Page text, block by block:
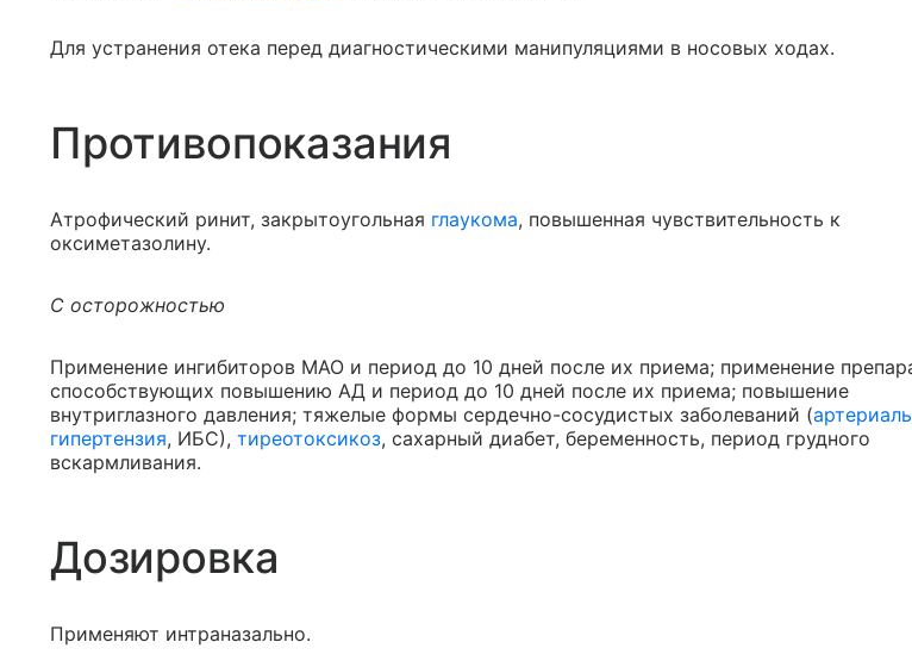
Для устранения отека перед диагностическими манипуляциями в носовых ходах.
Противопоказания
Атрофический ринит, закрытоугольная глаукома, повышенная чувствительность к
оксиметазолину.
С осторожностью
Применение ингибиторов МАО и период до 10 дней после их приема; применение
способствующих повышению АД и период до 10 дней после их приема; повышение
внутриглазного давления; тяжелые формы сердечно-сосудистых заболеваний (
гипертензия, ИБС), тиреотоксикоз, сахарный диабет, беременность, период грудного
вскармливания.
Дозировка
Применяют интраназально.